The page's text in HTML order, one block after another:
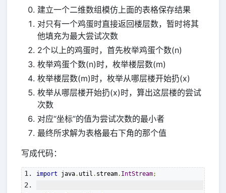
建立一个二维数组模仿上面的表格保存结果
对只有一个鸡蛋时直接返回楼层数，暂时将其
他填充为最大尝试次数
2个以上的鸡蛋时，首先枚举鸡蛋个数(n)
枚举鸡蛋个数(n)时，枚举楼层数(m)
枚举楼层数(m)时，枚举从哪层楼开始扔(x)
枚举从哪层楼开始扔(x)时，算出这层楼的尝试
次数
对应“坐标”的值为尝试次数的最小者
最终所求解为表格最右下角的那个值
写成代码：
import java. util . stream. IntStream;